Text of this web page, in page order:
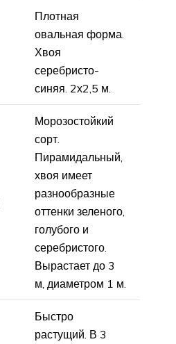
Плотная
овальная форма.
Хвоя
серебристо-
синяя. 2х2,5 м.
Морозостойкий
сорт.
Пирамидальный,
хвоя имеет
разнообразные
оттенки зеленого,
голубого и
серебристого.
Вырастает до 3
м, диаметром 1 м.
Быстро
растущий. В 3